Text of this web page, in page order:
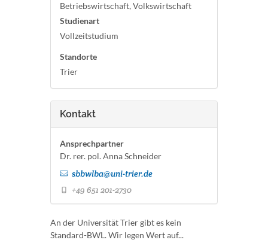
Betriebswirtschaft, Volkswirtschaft
Studienart
Vollzeitstudium
Standorte
Trier
Kontakt
Ansprechpartner
Dr. rer. pol. Anna Schneider
sbbwlba@uni-trier.de
+49 651 201-2730
An der Universität Trier gibt es kein
Standard-BWL. Wir legen Wert auf...